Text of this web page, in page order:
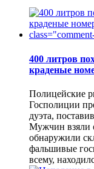
400 литров
краденые
Полицейские
Госполиции
дуэта,
Мужчин взяли
обнаружили
фальшивые
всему,